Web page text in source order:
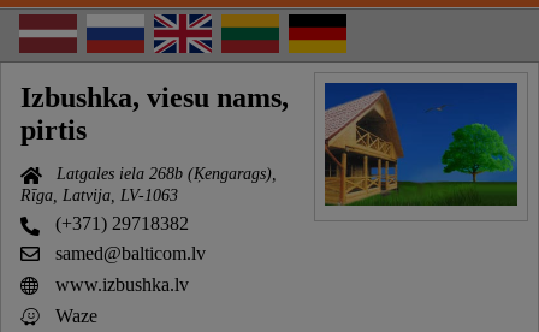
Izbushka, viesu nams,
pirtis
Latgales iela 268b (Ķengarags),
Rīga, Latvija, LV-1063
(+371) 29718382
samed@balticom.lv
www.izbushka.lv
Waze